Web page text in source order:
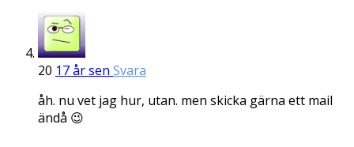
20 17 år sen Svara
åh. nu vet jag hur, utan. men skicka gärna ett mail
ändå 😉